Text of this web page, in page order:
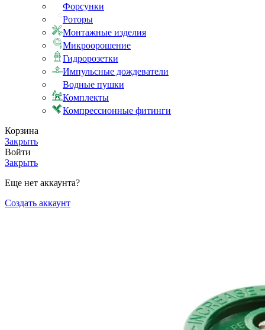
Форсунки
Роторы
Монтажные изделия
Микроорошение
Гидророзетки
Импульсные дождеватели
Водные пушки
Комплекты
Компрессионные фитинги
Корзина
Закрыть
Войти
Закрыть
Еще нет аккаунта?
Создать аккаунт